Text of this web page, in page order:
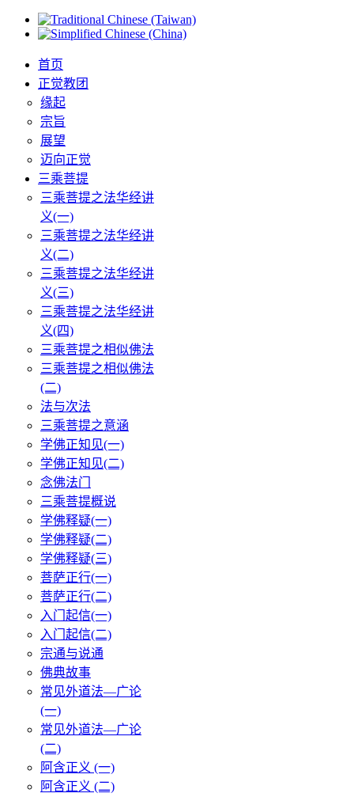
首页
正觉教团
缘起
宗旨
展望
迈向正觉
三乘菩提
三乘菩提之法华经讲
义(一)
三乘菩提之法华经讲
义(二)
三乘菩提之法华经讲
义(三)
三乘菩提之法华经讲
义(四)
三乘菩提之相似佛法
三乘菩提之相似佛法
(二)
法与次法
三乘菩提之意涵
学佛正知见(一)
学佛正知见(二)
念佛法门
三乘菩提概说
学佛释疑(一)
学佛释疑(二)
学佛释疑(三)
菩萨正行(一)
菩萨正行(二)
入门起信(一)
入门起信(二)
宗通与说通
佛典故事
常见外道法—广论
(一)
常见外道法—广论
(二)
阿含正义 (一)
阿含正义 (二)